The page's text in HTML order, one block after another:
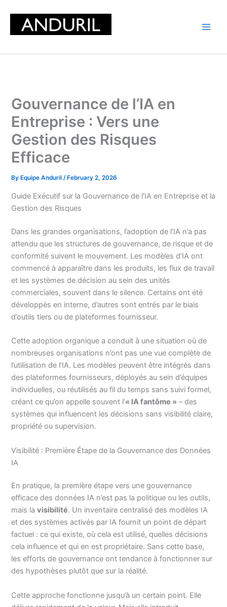
content
Gouvernance de l’IA en
Entreprise : Vers une
Gestion des Risques
Efficace
By Equipe Anduril/ February 2, 2026
Guide Exécutif sur la Gouvernance de l’IA en Entreprise et la
Gestion des Risques
Dans les grandes organisations, l’adoption de l’IA n’a pas
attendu que les structures de gouvernance, de risque et de
conformité suivent le mouvement. Les modèles d’IA ont
commencé à apparaître dans les produits, les flux de travail
et les systèmes de décision au sein des unités
commerciales, souvent dans le silence. Certains ont été
développés en interne, d’autres sont entrés par le biais
d’outils tiers ou de plateformes fournisseur.
Cette adoption organique a conduit à une situation où de
nombreuses organisations n’ont pas une vue complète de
l’utilisation de l’IA. Les modèles peuvent être intégrés dans
des plateformes fournisseurs, déployés au sein d’équipes
individuelles, ou réutilisés au fil du temps sans suivi formel,
créant ce qu’on appelle souvent l’« IA fantôme » – des
systèmes qui influencent les décisions sans visibilité claire,
propriété ou supervision.
Visibilité : Première Étape de la Gouvernance des Données
IA
En pratique, la première étape vers une gouvernance
efficace des données IA n’est pas la politique ou les outils,
mais lavisibilité. Un inventaire centralisé des modèles IA
et des systèmes activés par IA fournit un point de départ
factuel : ce qui existe, où cela est utilisé, quelles décisions
cela influence et qui en est propriétaire. Sans cette base,
les efforts de gouvernance ont tendance à fonctionner sur
des hypothèses plutôt que sur la réalité.
Cette approche fonctionne jusqu’à un certain point. Elle